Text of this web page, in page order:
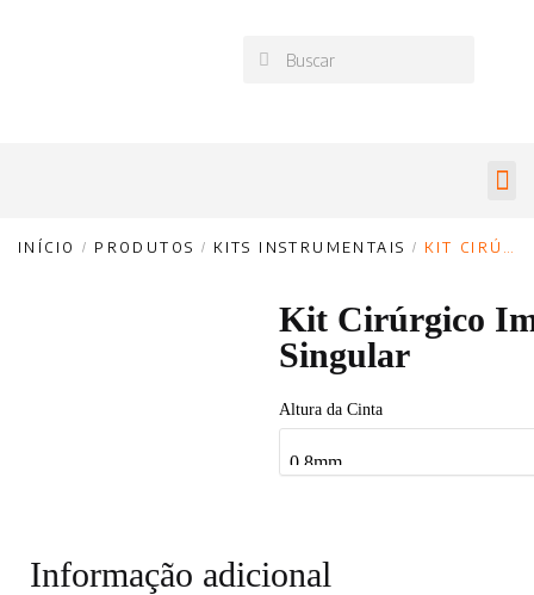
INÍCIO / PRODUTOS / KITS INSTRUMENTAIS / KIT CIRÚRGICO IMPLANTE – SINGULAR
Kit Cirúrgico
Singular
Altura da Cinta
Informação adicional